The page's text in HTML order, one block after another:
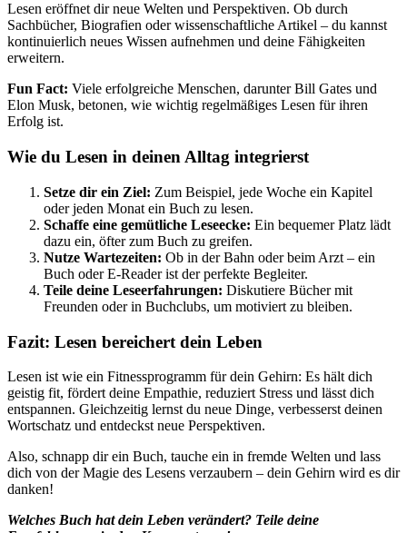
Lesen eröffnet dir neue Welten und Perspektiven. Ob durch
Sachbücher, Biografien oder wissenschaftliche Artikel – du kannst
kontinuierlich neues Wissen aufnehmen und deine Fähigkeiten
erweitern.
Fun Fact: Viele erfolgreiche Menschen, darunter Bill Gates und
Elon Musk, betonen, wie wichtig regelmäßiges Lesen für ihren
Erfolg ist.
Wie du Lesen in deinen Alltag integrierst
Setze dir ein Ziel: Zum Beispiel, jede Woche ein Kapitel
oder jeden Monat ein Buch zu lesen.
Schaffe eine gemütliche Leseecke: Ein bequemer Platz lädt
dazu ein, öfter zum Buch zu greifen.
Nutze Wartezeiten: Ob in der Bahn oder beim Arzt – ein
Buch oder E-Reader ist der perfekte Begleiter.
Teile deine Leseerfahrungen: Diskutiere Bücher mit
Freunden oder in Buchclubs, um motiviert zu bleiben.
Fazit: Lesen bereichert dein Leben
Lesen ist wie ein Fitnessprogramm für dein Gehirn: Es hält dich
geistig fit, fördert deine Empathie, reduziert Stress und lässt dich
entspannen. Gleichzeitig lernst du neue Dinge, verbesserst deinen
Wortschatz und entdeckst neue Perspektiven.
Also, schnapp dir ein Buch, tauche ein in fremde Welten und lass
dich von der Magie des Lesens verzaubern – dein Gehirn wird es dir
danken!
Welches Buch hat dein Leben verändert? Teile deine